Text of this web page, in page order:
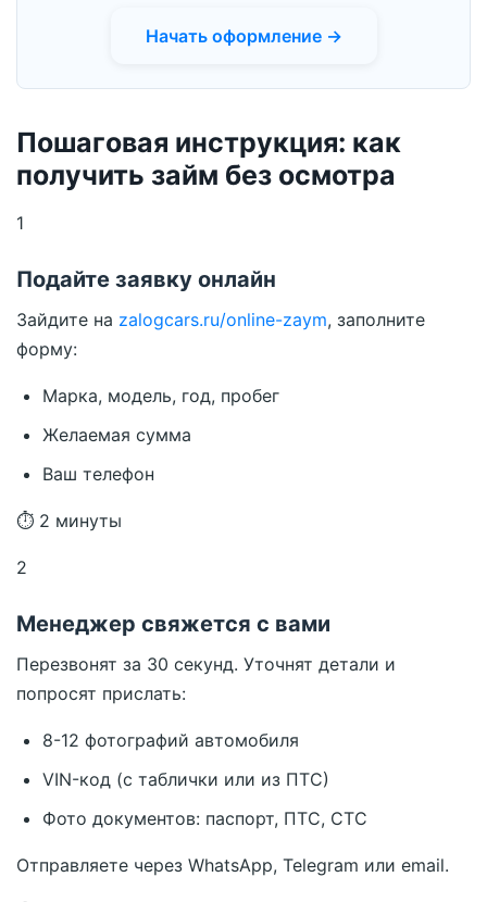
Начать оформление →
Пошаговая инструкция: как
получить займ без осмотра
1
Подайте заявку онлайн
Зайдите на zalogcars.ru/online-zaym, заполните
форму:
Марка, модель, год, пробег
Желаемая сумма
Ваш телефон
⏱ 2 минуты
2
Менеджер свяжется с вами
Перезвонят за 30 секунд. Уточнят детали и
попросят прислать:
8-12 фотографий автомобиля
VIN-код (с таблички или из ПТС)
Фото документов: паспорт, ПТС, СТС
Отправляете через WhatsApp, Telegram или email.